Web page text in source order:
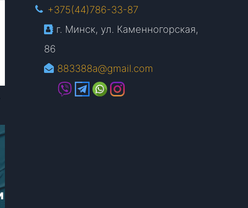
+375(44)786-33-87
г. Минск, ул. Каменногорская,
86
883388a@gmail.com